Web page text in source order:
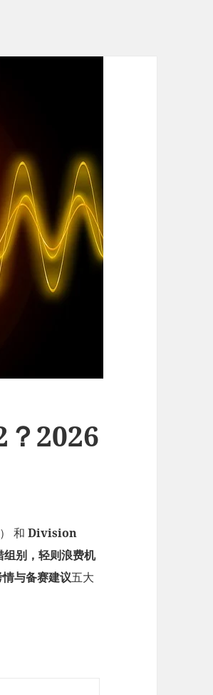
2026
） 和Division
组别，轻则浪费机
与备赛建议五大